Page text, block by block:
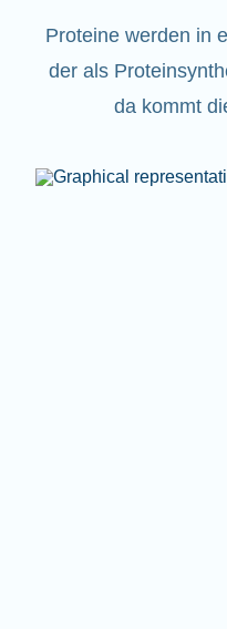
Proteine werden in
der als
da kommt